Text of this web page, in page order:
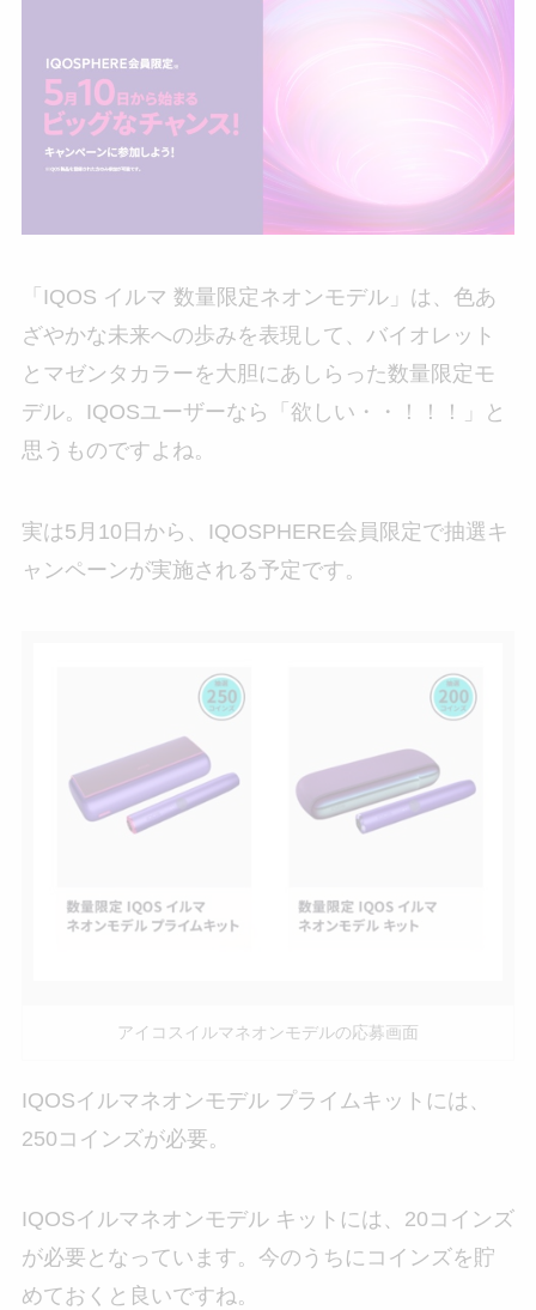
「IQOS イルマ 数量限定ネオンモデル」は、色あ
ざやかな未来への歩みを表現して、バイオレット
とマゼンタカラーを大胆にあしらった数量限定モ
デル。IQOSユーザーなら「欲しい・・！！！」と
思うものですよね。
実は5月10日から、IQOSPHERE会員限定で抽選キ
ャンペーンが実施される予定です。
アイコスイルマネオンモデルの応募画面
IQOSイルマネオンモデル プライムキットには、
250コインズが必要。
IQOSイルマネオンモデル キットには、20コインズ
が必要となっています。今のうちにコインズを貯
めておくと良いですね。